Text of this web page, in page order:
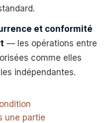
et conformité
— les opérations entre
comme elles
indépendantes.
une partie